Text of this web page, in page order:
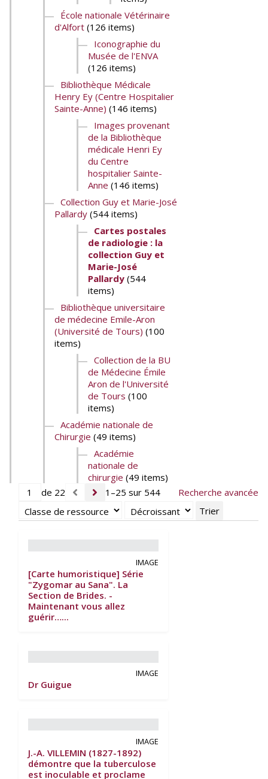
École nationale Vétérinaire
d'Alfort(126 items)
Iconographie du
Musée de l'ENVA
(126 items)
Bibliothèque Médicale
Henry Ey (Centre Hospitalier
Sainte-Anne) (146 items)
Images provenant
de la Bibliothèque
médicale Henri Ey
du Centre
hospitalier Sainte-
Anne (146 items)
Collection Guy et Marie-José
Pallardy(544 items)
Cartes postales
de radiologie : la
collection Guy et
Marie-José
Pallardy(544
items)
Bibliothèque universitaire
de médecine Emile-Aron
(Université de Tours) (100
items)
Collection de la BU
de Médecine Émile
Aron de l'Université
de Tours (100
items)
Académie nationale de
Chirurgie (49 items)
Académie
nationale de
chirurgie (49 items)
de 22
1–25 sur 544
Recherche avancée
Trier
IMAGE
[Carte humoristique] Série
"Zygomar au Sana". La
Section de Brides. -
Maintenant vous allez
guérir…...
IMAGE
Dr Guigue
IMAGE
J.-A. VILLEMIN (1827-1892)
démontre que la tuberculose
est inoculable et proclame